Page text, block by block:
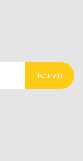
Iscriviti